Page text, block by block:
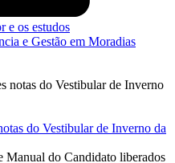
e os estudos
e Gestão em Moradias
do Vestibular de Inverno da